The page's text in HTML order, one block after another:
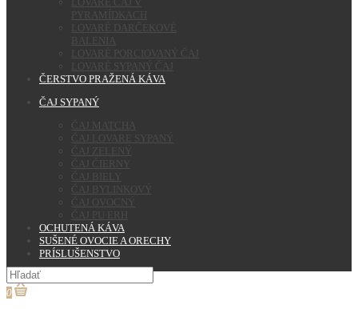
PYRAMÍDKACH
LOVARÉ DARČEKOVÉ
BALENIA
LOVARÉ PORCIOVANÝ ČAJ
LOVARÉ SYPANÝ ČAJ
ČERSTVO PRAŽENÁ KÁVA
ČAJ SYPANÝ
ČAJ MATCHA
ČAJ LOVARE SYPANÝ
ČAJ ZELENÝ
ČAJ ČIERNY
ČAJ BIELY
ČAJ BYLINKOVÝ
ČAJ OVOCNÝ
ČAJ PU ERH
OCHUTENÁ KÁVA
SUŠENÉ OVOCIE A ORECHY
PRÍSLUŠENSTVO
0